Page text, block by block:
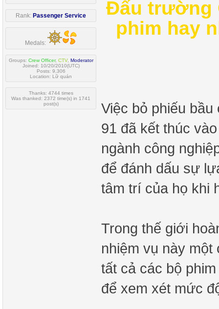
Rank: Passenger Service
Medals:
Groups: Crew Officer, CTV, Moderator
Joined: 10/20/2010(UTC)
Posts: 9,306
Location: Lữ quán
Thanks: 4744 times
Was thanked: 2372 time(s) in 1741
post(s)
Đấu trường
phim hay
Việc bỏ phiếu
91 đã kết thúc
ngành công
để đánh dấu sự
tâm trí của họ khi
Trong thế giới
nhiệm vụ này
tất cả các bộ
để xem xét mức